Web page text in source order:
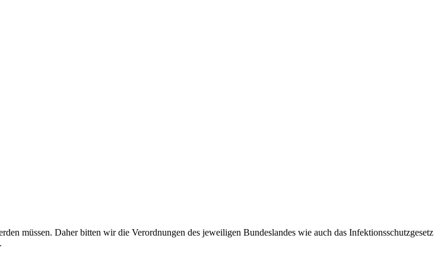
müssen. Daher bitten wir die Verordnungen des jeweiligen Bundeslandes wie auch das Infektionsschutzgesetz